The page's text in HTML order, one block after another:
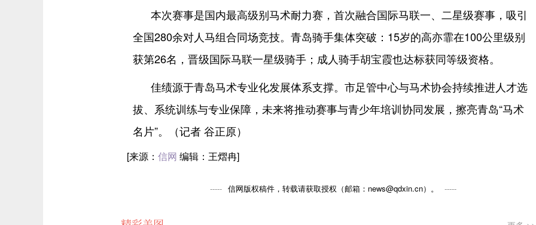
本次赛事是国内最高级别马术耐力赛，首次融合国际马联一、二星级赛事，吸引
全国280余对人马组合同场竞技。青岛骑手集体突破：15岁的高亦霏在100公里级别
获第26名，晋级国际马联一星级骑手；成人骑手胡宝霞也达标获同等级资格。
佳绩源于青岛马术专业化发展体系支撑。市足管中心与马术协会持续推进人才选
拔、系统训练与专业保障，未来将推动赛事与青少年培训协同发展，擦亮青岛“马术
名片”。（记者 谷正原）
[来源： 信网 编辑：王熠冉]
信网版权稿件，转载请获取授权（邮箱：news@qdxin.cn）。